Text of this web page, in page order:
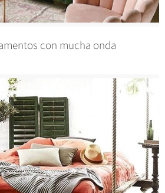
con mucha onda